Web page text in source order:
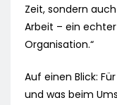
Zeit, sondern
Arbeit – ein
Organisation.“
Auf einen Blick:
und was beim